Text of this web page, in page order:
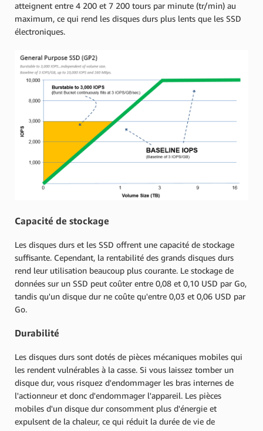
atteignent entre 4 200 et 7 200 tours par minute (tr/min) au
maximum, ce qui rend les disques durs plus lents que les SSD
électroniques.
Capacité de stockage
Les disques durs et les SSD offrent une capacité de stockage
suffisante. Cependant, la rentabilité des grands disques durs
rend leur utilisation beaucoup plus courante. Le stockage de
données sur un SSD peut coûter entre 0,08 et 0,10 USD par Go,
tandis qu'un disque dur ne coûte qu'entre 0,03 et 0,06 USD par
Go.
Durabilité
Les disques durs sont dotés de pièces mécaniques mobiles qui
les rendent vulnérables à la casse. Si vous laissez tomber un
disque dur, vous risquez d'endommager les bras internes de
l'actionneur et donc d'endommager l'appareil. Les pièces
mobiles d'un disque dur consomment plus d'énergie et
expulsent de la chaleur, ce qui réduit la durée de vie de